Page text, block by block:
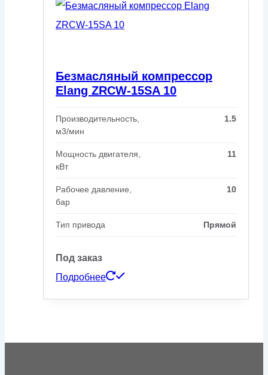
Безмасляный компрессор
Elang ZRCW-15SA 10
Производительность,
м3/мин
1.5
Мощность двигателя,
кВт
11
Рабочее давление,
бар
10
Тип привода Прямой
Под заказ
Подробнее